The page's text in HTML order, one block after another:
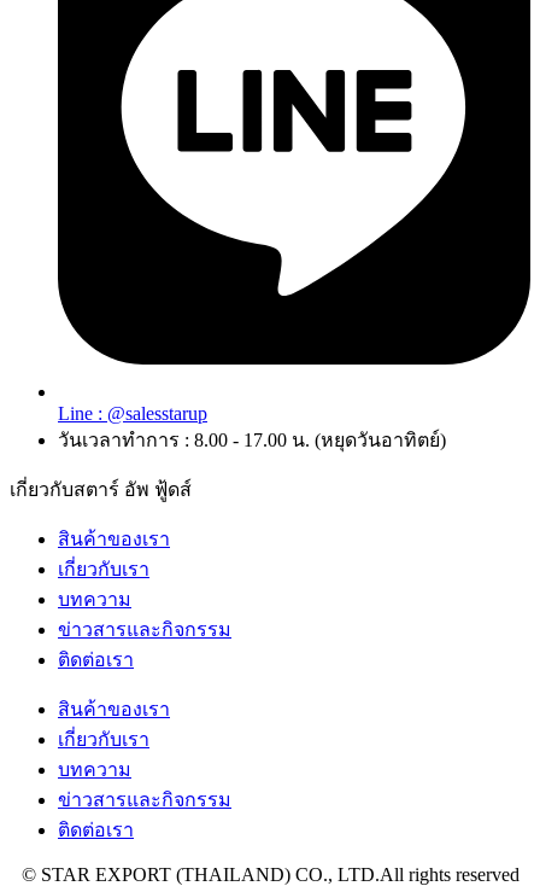
Line : @salesstarup
วันเวลาทำการ : 8.00 - 17.00 น. (หยุดวันอาทิตย์)
เกี่ยวกับสตาร์ อัพ ฟู้ดส์
สินค้าของเรา
เกี่ยวกับเรา
บทความ
ข่าวสารและกิจกรรม
ติดต่อเรา
สินค้าของเรา
เกี่ยวกับเรา
บทความ
ข่าวสารและกิจกรรม
ติดต่อเรา
© STAR EXPORT (THAILAND) CO., LTD.All rights reserved